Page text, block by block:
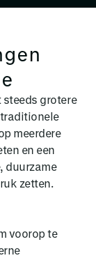
grotere
meerdere
en een
duurzame
zetten.
voorop te